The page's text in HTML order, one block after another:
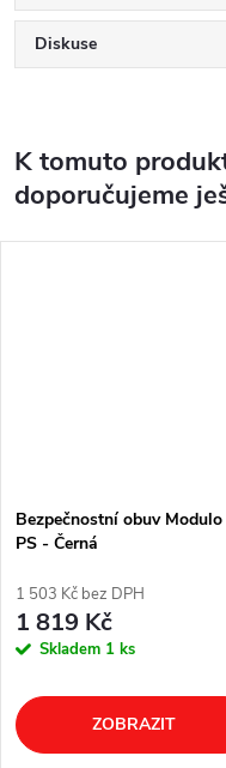
Diskuse
K tomuto
doporučujeme
Bezpečnostní obuv Modulo
PS - Černá
1 503 Kč bez DPH
1 819 Kč
Skladem 1 ks
ZOBRAZIT